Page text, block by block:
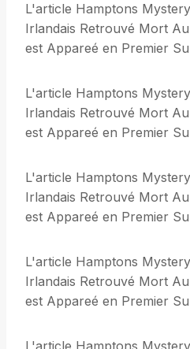
L'article Hamptons
Irlandais Retrouvé Mort
est Appareé en Premier
L'article Hamptons
Irlandais Retrouvé Mort
est Appareé en Premier
L'article Hamptons
Irlandais Retrouvé Mort
est Appareé en Premier
L'article Hamptons
Irlandais Retrouvé Mort
est Appareé en Premier